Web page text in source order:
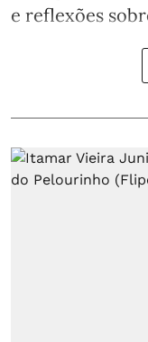
e reflexões